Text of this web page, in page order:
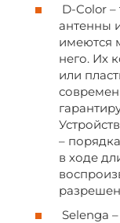
D-Color
антенны
имеются
него. Их
или
–
в ходе
Selenga